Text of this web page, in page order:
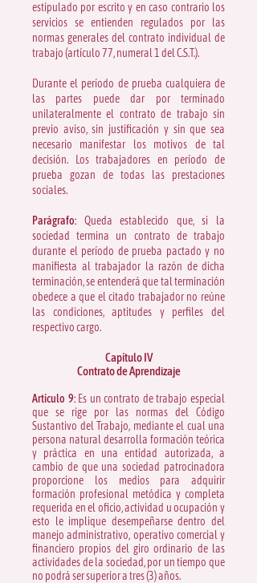
estipulado por escrito y en caso contrario los
servicios se entienden regulados por las
normas generales del contrato individual de
trabajo (artículo 77, numeral 1 del C.S.T.).
Durante el período de prueba cualquiera de
las partes puede dar por terminado
unilateralmente el contrato de trabajo sin
previo aviso, sin justificación y sin que sea
necesario manifestar los motivos de tal
decisión. Los trabajadores en período de
prueba gozan de todas las prestaciones
sociales.
Parágrafo: Queda establecido que, si la
sociedad termina un contrato de trabajo
durante el período de prueba pactado y no
manifiesta al trabajador la razón de dicha
terminación, se entenderá que tal terminación
obedece a que el citado trabajador no reúne
las condiciones, aptitudes y perfiles del
respectivo cargo.
Capítulo IV
Contrato de Aprendizaje
Artículo 9:Es un contrato de trabajo especial
que se rige por las normas del Código
Sustantivo del Trabajo, mediante el cual una
persona natural desarrolla formación teórica
y práctica en una entidad autorizada, a
cambio de que una sociedad patrocinadora
proporcione los medios para adquirir
formación profesional metódica y completa
requerida en el oficio, actividad u ocupación y
esto le implique desempeñarse dentro del
manejo administrativo, operativo comercial y
financiero propios del giro ordinario de las
actividades de la sociedad, por un tiempo que
no podrá ser superior a tres (3) años.